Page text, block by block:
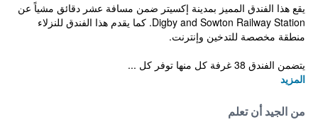
يقع هذا الفندق المميز بمدينة إكسيتر ضمن مسافة عشر دقائق مشياً عن
Digby and Sowton Railway Station. كما يقدم هذا الفندق للنزلاء
منطقة مخصصة للتدخين وإنترنت.
يتضمن الفندق 38 غرفة كل منها توفر كل ...
المزيد
من الجيد أن تعلم